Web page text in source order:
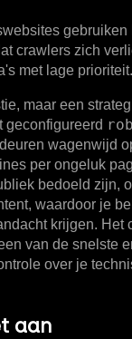
gebruiken
crawlers zich
met lage prioriteit.
maar een
geconfigureerd
wagenwijd
per ongeluk
bedoeld zijn,
waardoor je
krijgen. Het
van de snelste
over je
aan